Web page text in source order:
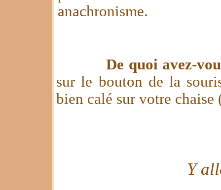
anachronisme.
De quoi avez-
sur le bouton de la
bien calé sur votre chaise
Y